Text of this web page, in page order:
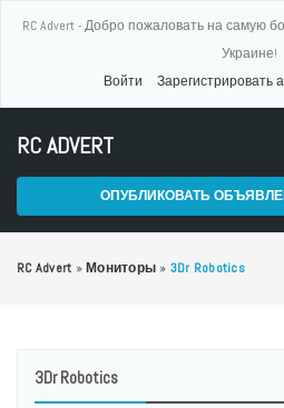
RC Advert - Добро пожаловать на самую
Украине!
Войти
Зарегистрировать
RC ADVERT
ОПУБЛИКОВАТЬ
RC Advert »Мониторы » 3Dr Robotics
3Dr Robotics